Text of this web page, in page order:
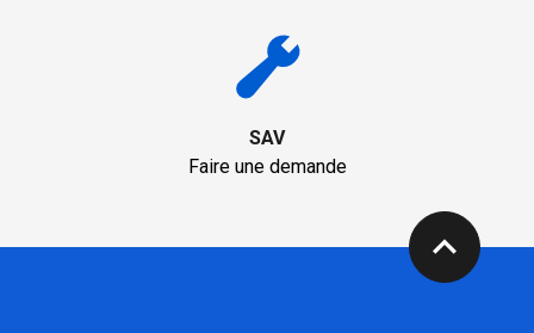
SAV
Faire une demande
expand_less